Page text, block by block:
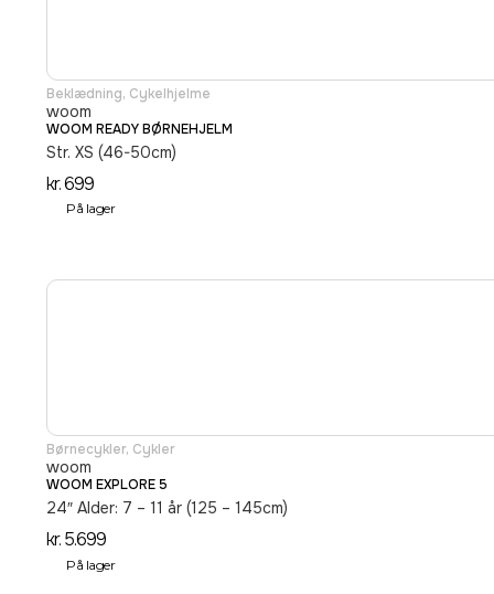
Beklædning, Cykelhjelme
woom
WOOM READY BØRNEHJELM
Str. XS (46-50cm)
kr.699
På lager
Børnecykler, Cykler
woom
WOOM EXPLORE 5
24″ Alder: 7 – 11 år (125 – 145cm)
kr.5.699
På lager